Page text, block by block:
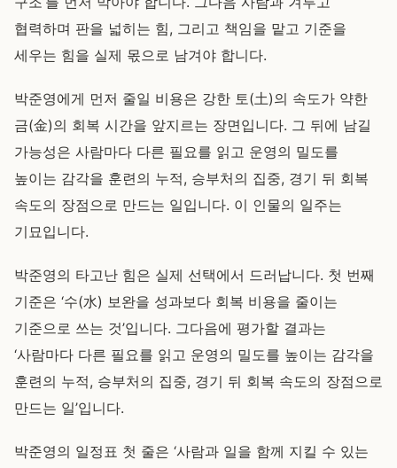
협력하며 판을 넓히는 힘, 그리고 책임을 맡고 기준을
세우는 힘을 실제 몫으로 남겨야 합니다.
박준영에게 먼저 줄일 비용은 강한 토(土)의 속도가 약한
금(金)의 회복 시간을 앞지르는 장면입니다. 그 뒤에 남길
가능성은 사람마다 다른 필요를 읽고 운영의 밀도를
높이는 감각을 훈련의 누적, 승부처의 집중, 경기 뒤 회복
속도의 장점으로 만드는 일입니다. 이 인물의 일주는
기묘입니다.
박준영의 타고난 힘은 실제 선택에서 드러납니다. 첫 번째
기준은 ‘수(水) 보완을 성과보다 회복 비용을 줄이는
기준으로 쓰는 것’입니다. 그다음에 평가할 결과는
‘사람마다 다른 필요를 읽고 운영의 밀도를 높이는 감각을
훈련의 누적, 승부처의 집중, 경기 뒤 회복 속도의 장점으로
만드는 일’입니다.
박준영의 일정표 첫 줄은 ‘사람과 일을 함께 지킬 수 있는